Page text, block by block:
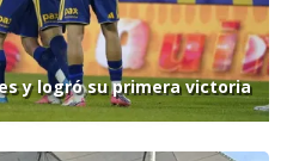
y logró su primera victoria